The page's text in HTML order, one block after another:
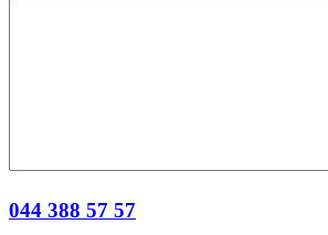
044 388 57 57